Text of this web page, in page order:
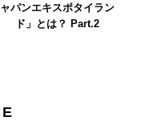
ャパンエキスポタイラン
ド」とは？ Part.2